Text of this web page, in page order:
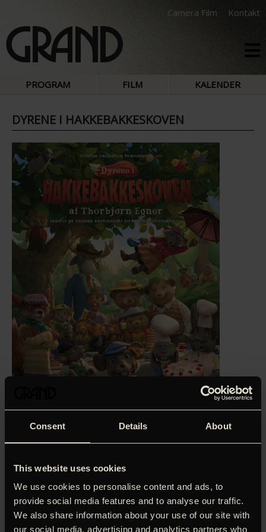
Consent Details About
This website uses cookies
We use cookies to personalise content and ads, to
provide social media features and to analyse our traffic.
We also share information about your use of our site with
our social media, advertising and analytics partners who
Camera Film Kontakt
PROGRAM FILM KALENDER
DYRENE I HAKKEBAKKESKOVEN
‘Kvalitetshåndværk. De danske stemmer er en fest.’
Animationsfilmen ‘Dyrene i Hakkebakkeskoven’ er baseret
på børnebogsklassikeren skrevet af Thorbjørn Egner.
Klatremus og den søde Morten Skovmus bor sammen med